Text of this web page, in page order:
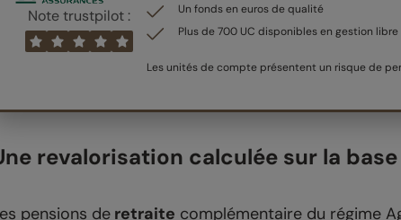
Note trustpilot :
Un fonds en euros de qualité
Plus de 700 UC disponibles en gestion libre
Les unités de compte présentent un risque de
revalorisation calculée sur la
pensions de retraite complémentaire du régime